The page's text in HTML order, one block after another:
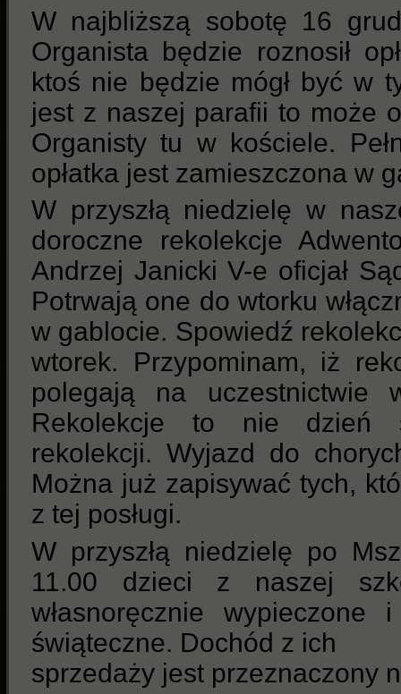
W najbliższą sobotę 16
Organista będzie roznosił
ktoś nie będzie mógł być w
jest z naszej parafii to może
Organisty tu w kościele.
opłatka jest zamieszczona w
W przyszłą niedzielę w
doroczne rekolekcje
Andrzej Janicki V-e oficjał
Potrwają one do wtorku
w gablocie. Spowiedź
wtorek. Przypominam, iż
polegają na
Rekolekcje to nie dzień
rekolekcji. Wyjazd do
Można już zapisywać tych,
z tej posługi.
W przyszłą niedzielę po
11.00 dzieci z naszej
własnoręcznie wypieczone
świąteczne. Dochód z ich
sprzedaży jest przeznaczony